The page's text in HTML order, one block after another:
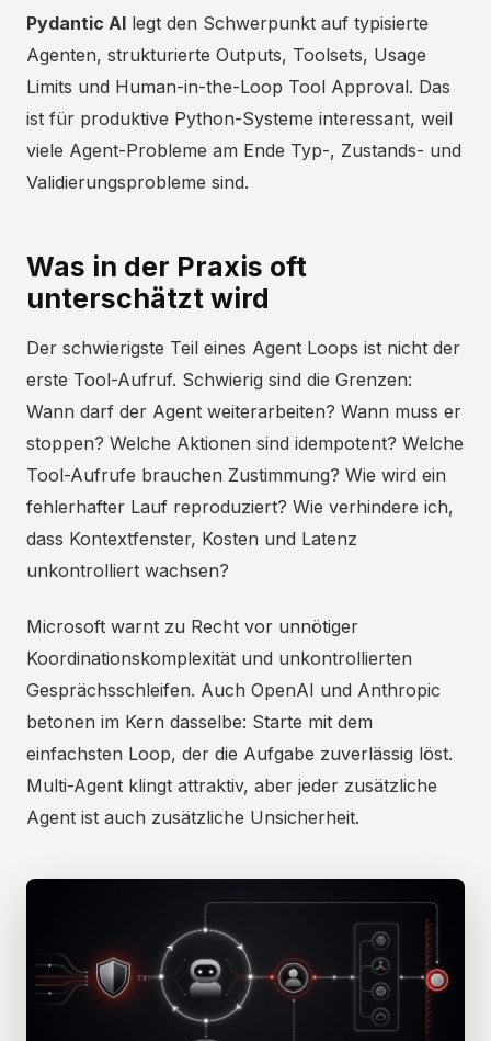
Pydantic AI legt den Schwerpunkt auf typisierte
Agenten, strukturierte Outputs, Toolsets, Usage
Limits und Human-in-the-Loop Tool Approval. Das
ist für produktive Python-Systeme interessant, weil
viele Agent-Probleme am Ende Typ-, Zustands- und
Validierungsprobleme sind.
Was in der Praxis oft
unterschätzt wird
Der schwierigste Teil eines Agent Loops ist nicht der
erste Tool-Aufruf. Schwierig sind die Grenzen:
Wann darf der Agent weiterarbeiten? Wann muss er
stoppen? Welche Aktionen sind idempotent? Welche
Tool-Aufrufe brauchen Zustimmung? Wie wird ein
fehlerhafter Lauf reproduziert? Wie verhindere ich,
dass Kontextfenster, Kosten und Latenz
unkontrolliert wachsen?
Microsoft warnt zu Recht vor unnötiger
Koordinationskomplexität und unkontrollierten
Gesprächsschleifen. Auch OpenAI und Anthropic
betonen im Kern dasselbe: Starte mit dem
einfachsten Loop, der die Aufgabe zuverlässig löst.
Multi-Agent klingt attraktiv, aber jeder zusätzliche
Agent ist auch zusätzliche Unsicherheit.